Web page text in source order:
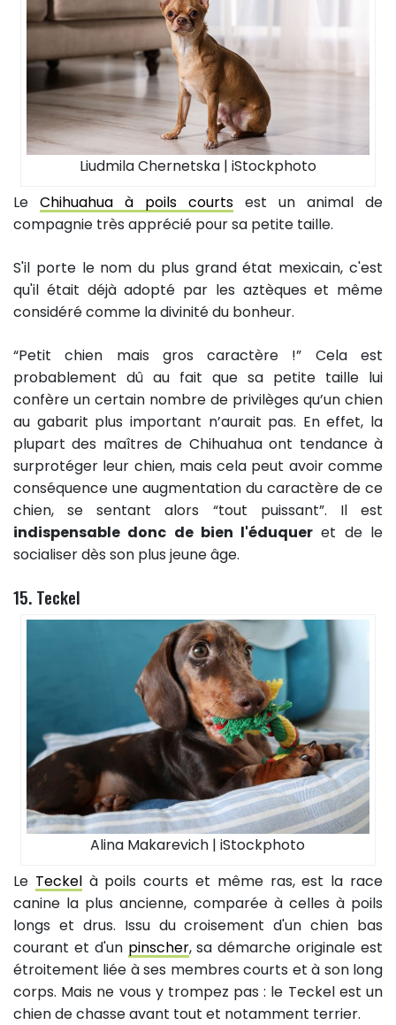
Liudmila Chernetska | iStockphoto
Le Chihuahua à poils courts est un animal de
compagnie très apprécié pour sa petite taille.
S'il porte le nom du plus grand état mexicain, c'est
qu'il était déjà adopté par les aztèques et même
considéré comme la divinité du bonheur.
“Petit chien mais gros caractère !” Cela est
probablement dû au fait que sa petite taille lui
confère un certain nombre de privilèges qu’un chien
au gabarit plus important n’aurait pas. En effet, la
plupart des maîtres de Chihuahua ont tendance à
surprotéger leur chien, mais cela peut avoir comme
conséquence une augmentation du caractère de ce
chien, se sentant alors “tout puissant”. Il est
indispensable donc de bien l'éduquer et de le
socialiser dès son plus jeune âge.
15. Teckel
Alina Makarevich | iStockphoto
Le Teckelà poils courts et même ras, est la race
canine la plus ancienne, comparée à celles à poils
longs et drus. Issu du croisement d'un chien bas
courant et d'un pinscher, sa démarche originale est
étroitement liée à ses membres courts et à son long
corps. Mais ne vous y trompez pas : le Teckel est un
chien de chasse avant tout et notamment terrier.